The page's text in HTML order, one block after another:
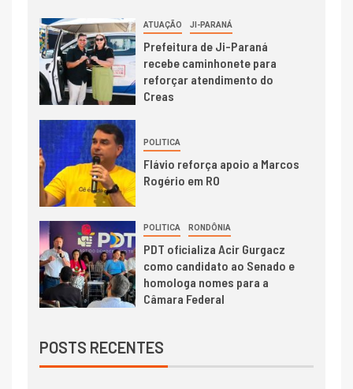
ATUAÇÃO JI-PARANÁ
Prefeitura de Ji-Paraná
recebe caminhonete para
reforçar atendimento do
Creas
POLITICA
Flávio reforça apoio a Marcos
Rogério em RO
POLITICA RONDÔNIA
PDT oficializa Acir Gurgacz
como candidato ao Senado e
homologa nomes para a
Câmara Federal
POSTS RECENTES